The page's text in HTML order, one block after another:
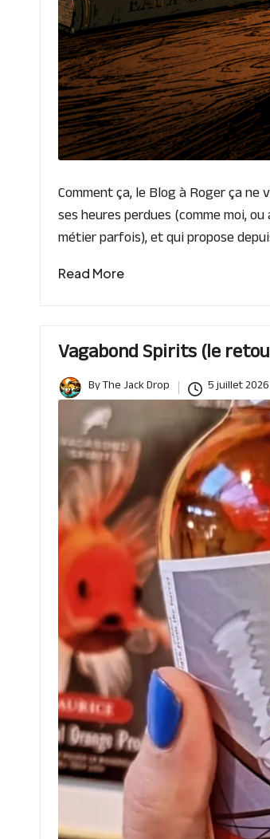
Comment ça, le Blog à Roger ça
ses heures perdues (comme moi,
métier parfois), et qui propose
Read More
Vagabond Spirits (le
PostedByThe Jack Drop 5 juillet 2026